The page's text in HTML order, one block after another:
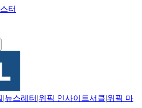
터
|뉴스레터 |위픽 인사이트서클|위픽 마